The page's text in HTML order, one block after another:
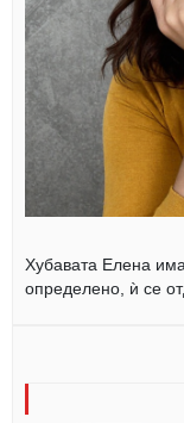
Хубавата Елена
определено, ѝ се